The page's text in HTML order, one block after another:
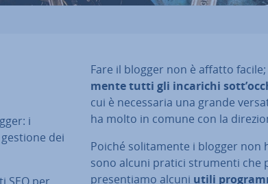
i
dei
Fare il blogger non è affatto
men­te tutti gli incarichi
cui è ne­ces­sa­ria una grande
ha molto in comune con la
Poiché so­li­ta­men­te i blogger non
sono alcuni pratici strumenti che
pre­sen­tia­mo alcuni utili